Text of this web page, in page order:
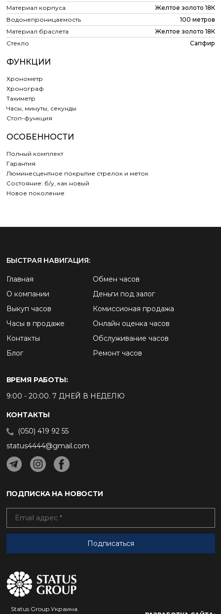
Материал корпуса
Желтое золото 18К
Водонепроницаемость
100 метров
Материал браслета
Желтое золото 18К
Стекло
Сапфир
ФУНКЦИИ
Хронометр
Хронограф
Тахиметр
Часы, минуты, секунды
Cтоп-функция
ОСОБЕННОСТИ
Полный комплект
Гарантия
Люминесцентное покрытие стрелок и меток
Состояние: б/у, как новый
Новое поколение
Status Group Украина.
БЫСТРАЯ НАВИГАЦИЯ:
Главная
О компании
Выкуп часов
Часы в продаже
Контакты
Блог
Обмен часов
Деньги под залог
Комиссионая продажа
Онлайн оценка часов
Обслуживание часов
Ремонт часов
ВРЕМЯ РАБОТЫ:
9:00 - 20:00. 7 ДНЕЙ В НЕДЕЛЮ
КОНТАКТЫ
(050) 419 92 55
status4444@gmail.com
ПОДПИСКА НА НОВОСТИ